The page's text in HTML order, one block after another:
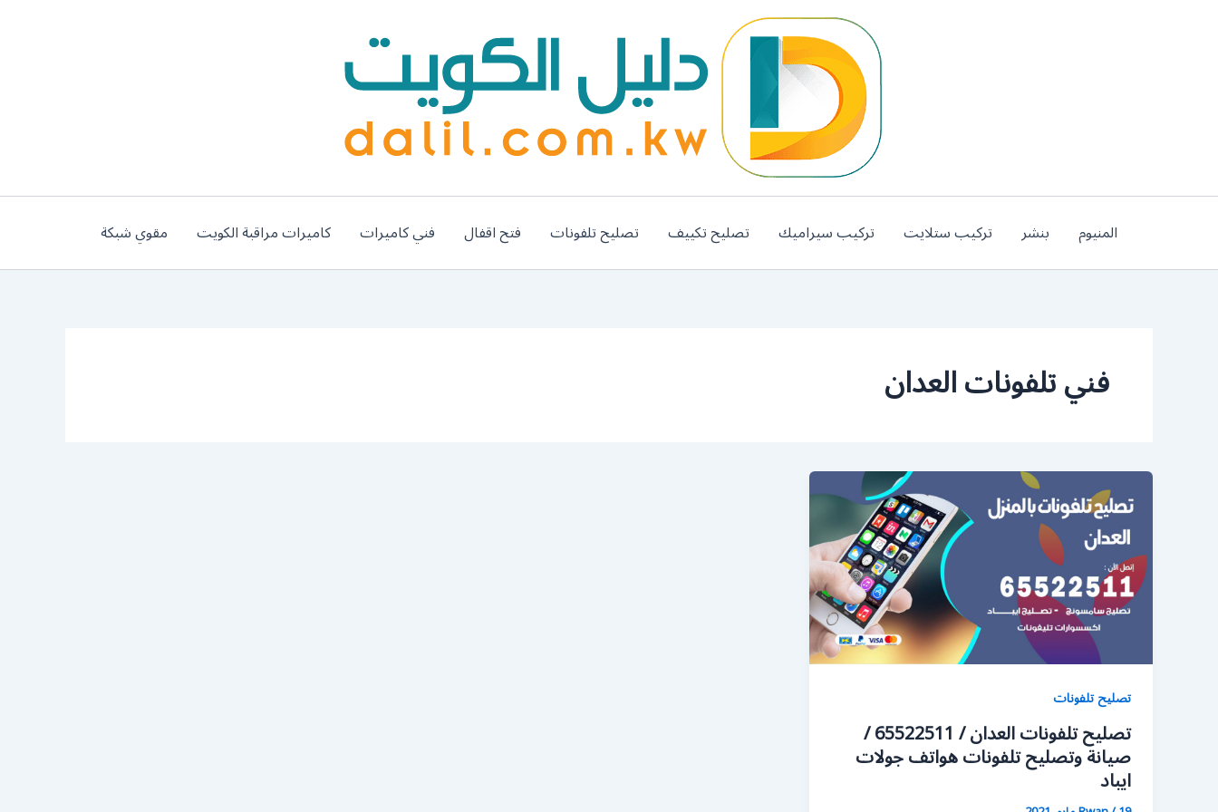
المنيوم بنشر تركيب ستلايت تركيب سيراميك تصليح تكييف تصليح تلفونات فتح اقفال فني كاميرات كاميرات مراقبة الكويت مقوي شبكة
فني تلفونات العدان
تصليح تلفونات
تصليح تلفونات العدان / 65522511 /
صيانة وتصليح تلفونات هواتف جولات
ايباد